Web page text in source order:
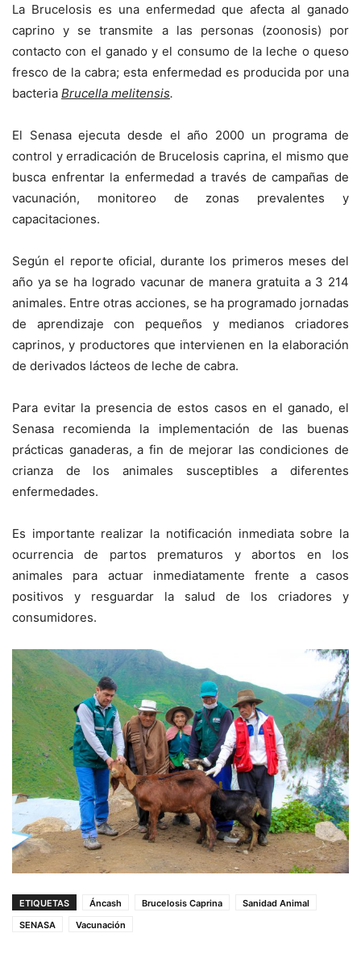
La Brucelosis es una enfermedad que afecta al ganado
caprino y se transmite a las personas (zoonosis) por
contacto con el ganado y el consumo de la leche o queso
fresco de la cabra; esta enfermedad es producida por una
bacteria Brucella melitensis.
El Senasa ejecuta desde el año 2000 un programa de
control y erradicación de Brucelosis caprina, el mismo que
busca enfrentar la enfermedad a través de campañas de
vacunación, monitoreo de zonas prevalentes y
capacitaciones.
Según el reporte oficial, durante los primeros meses del
año ya se ha logrado vacunar de manera gratuita a 3 214
animales. Entre otras acciones, se ha programado jornadas
de aprendizaje con pequeños y medianos criadores
caprinos, y productores que intervienen en la elaboración
de derivados lácteos de leche de cabra.
Para evitar la presencia de estos casos en el ganado, el
Senasa recomienda la implementación de las buenas
prácticas ganaderas, a fin de mejorar las condiciones de
crianza de los animales susceptibles a diferentes
enfermedades.
Es importante realizar la notificación inmediata sobre la
ocurrencia de partos prematuros y abortos en los
animales para actuar inmediatamente frente a casos
positivos y resguardar la salud de los criadores y
consumidores.
ETIQUETAS Áncash Brucelosis Caprina
Sanidad Animal
SENASA
Vacunación